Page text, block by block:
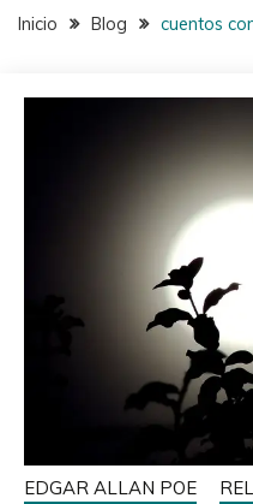
Inicio Blog cuentos
EDGAR ALLAN POE